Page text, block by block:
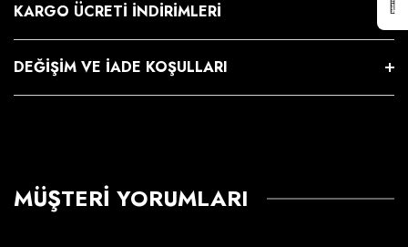
KARGO ÜCRETI İNDIRIMLERI
DEĞIŞIM VE İADE KOŞULLARI
MÜŞTERI YORUMLARI